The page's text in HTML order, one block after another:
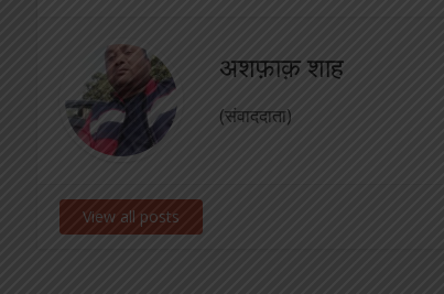
अशफ़ाक़ शाह
(संवाददाता)
View all posts